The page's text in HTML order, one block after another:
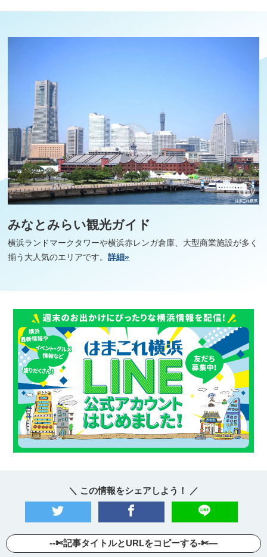
みなとみらい観光ガイド
横浜ランドマークタワーや横浜赤レンガ倉庫、大型商業施設が多く
揃う大人気のエリアです。詳細»
＼ この情報をシェアしよう！ ／
--✄記事タイトルとURLをコピーする-✄—